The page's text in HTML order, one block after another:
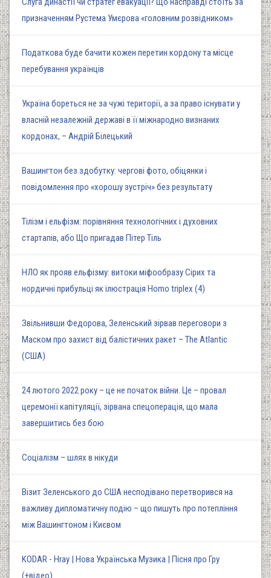
призначенням Рустема Умєрова «головним розвідником»
Податкова буде бачити кожен перетин кордону та місце
перебування українців
Україна бореться не за чужі території, а за право існувати у
власній незалежній державі в її міжнародно визнаних
кордонах, – Андрій Білецький
Вашингтон без здобутку: чергові фото, обіцянки і
повідомлення про «хорошу зустріч» без результату
Тілізм і ельфізм: порівняння технологічних і духовних
стартапів, або Що пригадав Пітер Тіль
НЛО як прояв ельфізму: витоки міфообразу Сірих та
нордичні прибульці як ілюстрація Homo triplex (4)
Звільнивши Федорова, Зеленський зірвав переговори з
Маском про захист від балістичних ракет – The Atlantic
(США)
24 лютого 2022 року – це не початок війни. Це – провал
церемонії капітуляції, зірвана спецоперація, що мала
завершитись без бою
Соціалізм – шлях в нікуди
Візит Зеленського до США несподівано перетворився на
важливу дипломатичну подію – що пишуть про потепління
між Вашингтоном і Києвом
KODAR - Hray | Нова Українська Музика | Пісня про Гру
(+відео)